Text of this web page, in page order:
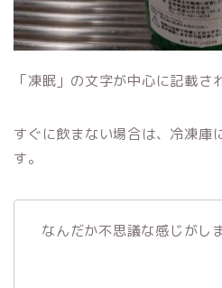
「凍眠」の文字が中心に記載さ
すぐに飲まない場合は、冷凍庫
す。
なんだか不思議な感じがし